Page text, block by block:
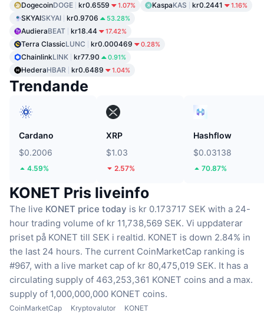
DogecoinDOGE kr0.6559 1.07% KaspaKAS kr0.2441 1.16%
SKYAISKYAI kr0.9706 53.28%
AudieraBEAT kr18.44 17.42%
Terra ClassicLUNC kr0.000469 0.28%
ChainlinkLINK kr77.90 0.91%
HederaHBAR kr0.6489 1.04%
Trendande
Cardano
$0.2006
4.59%
XRP
$1.03
2.57%
Hashflow
$0.03138
70.87%
KONET Pris liveinfo
The live KONET price today is kr 0.173717 SEK with a 24-
hour trading volume of kr 11,738,569 SEK. Vi uppdaterar
priset på KONET till SEK i realtid. KONET is down 2.84% in
the last 24 hours. The current CoinMarketCap ranking is
#967, with a live market cap of kr 80,475,019 SEK. It has a
circulating supply of 463,253,361 KONET coins and a max.
supply of 1,000,000,000 KONET coins.
CoinMarketCap Kryptovalutor KONET